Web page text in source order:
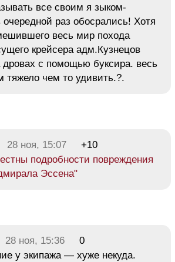
все своим я зыком-
очередной раз обосрались! Хотя
весь мир похода
крейсера адм.Кузнецов
с помощью буксира. весь
тяжело чем то удивить.?.
28 ноя, 15:07
+10
подробности повреждения
Эссена"
28 ноя, 15:36
0
у экипажа — хуже некуда.